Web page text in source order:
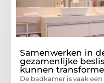
Samenwerken in
gezamenlijke
kunnen
De badkamer is vaak